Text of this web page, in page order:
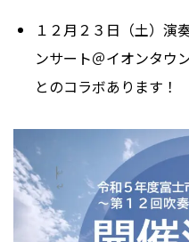
１２月２３日（土）演
ンサート＠イオンタウ
とのコラボあります！